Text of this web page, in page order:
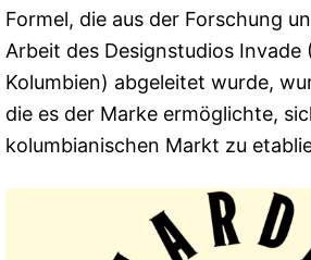
Formel, die aus der Forschung
Arbeit des Designstudios Invade
Kolumbien) abgeleitet wurde,
die es der Marke ermöglichte,
kolumbianischen Markt zu